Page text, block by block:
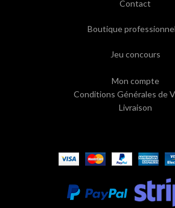
Contact
Boutique
Jeu concours
Mon compte
Conditions Générales de
Livraison